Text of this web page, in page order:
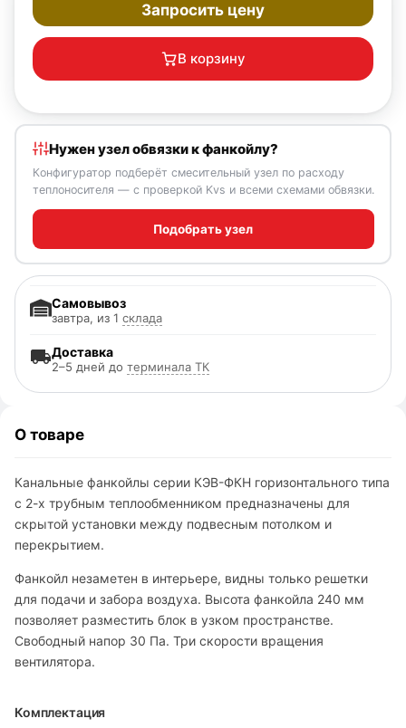
Запросить цену
В корзину
Нужен узел обвязки к фанкойлу?
Конфигуратор подберёт смесительный узел по расходу
теплоносителя — с проверкой Kvs и всеми схемами обвязки.
Подобрать узел
Доставка
2–5 дней до терминала ТК
Самовывоз
завтра, из 1 склада
О товаре
Канальные фанкойлы серии КЭВ-ФКН горизонтального типа
с 2-х трубным теплообменником предназначены для
скрытой установки между подвесным потолком и
перекрытием.
Фанкойл незаметен в интерьере, видны только решетки
для подачи и забора воздуха. Высота фанкойла 240 мм
позволяет разместить блок в узком пространстве.
Свободный напор 30 Па. Три скорости вращения
вентилятора.
Комплектация